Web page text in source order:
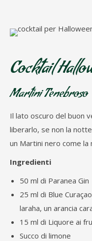
Cocktail
Martini Tenebroso
Il lato oscuro del buon
liberarlo, se non la
un Martini nero come
Ingredienti
50 ml di Paranea Gin
25 ml di Blue
laraha, un arancia
15 ml di Liquore ai
Succo di limone